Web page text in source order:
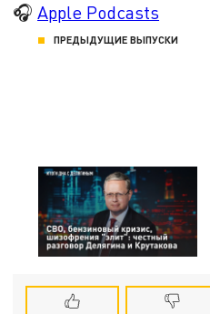
🎧 Apple Podcasts
ПРЕДЫДУЩИЕ ВЫПУСКИ